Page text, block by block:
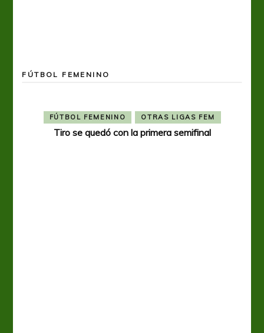
FÚTBOL FEMENINO
FÚTBOL FEMENINO OTRAS LIGAS FEM
Tiro se quedó con la primera semifinal